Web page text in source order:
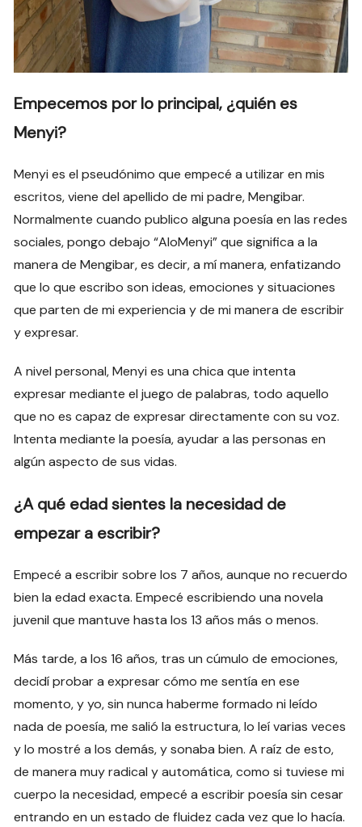
Empecemos por lo principal, ¿quién es
Menyi?
Menyi es el pseudónimo que empecé a utilizar en mis
escritos, viene del apellido de mi padre, Mengibar.
Normalmente cuando publico alguna poesía en las redes
sociales, pongo debajo “AloMenyi” que significa a la
manera de Mengibar, es decir, a mí manera, enfatizando
que lo que escribo son ideas, emociones y situaciones
que parten de mi experiencia y de mi manera de escribir
y expresar.
A nivel personal, Menyi es una chica que intenta
expresar mediante el juego de palabras, todo aquello
que no es capaz de expresar directamente con su voz.
Intenta mediante la poesía, ayudar a las personas en
algún aspecto de sus vidas.
¿A qué edad sientes la necesidad de
empezar a escribir?
Empecé a escribir sobre los 7 años, aunque no recuerdo
bien la edad exacta. Empecé escribiendo una novela
juvenil que mantuve hasta los 13 años más o menos.
Más tarde, a los 16 años, tras un cúmulo de emociones,
decidí probar a expresar cómo me sentía en ese
momento, y yo, sin nunca haberme formado ni leído
nada de poesía, me salió la estructura, lo leí varias veces
y lo mostré a los demás, y sonaba bien. A raíz de esto,
de manera muy radical y automática, como si tuviese mi
cuerpo la necesidad, empecé a escribir poesía sin cesar
entrando en un estado de fluidez cada vez que lo hacía.